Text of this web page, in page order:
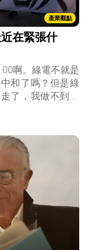
產業觀點
在緊張什
啊。綠電不就是
和了嗎？但是綠
了，我做不到你